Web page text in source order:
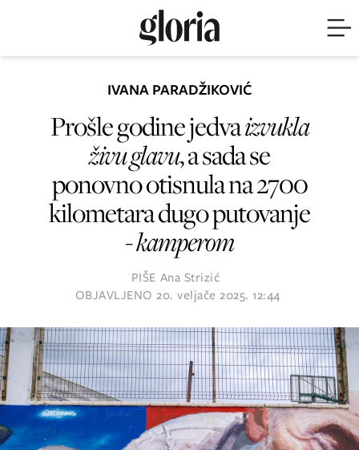
IVANA PARADŽIKOVIĆ
Prošle godine jedvaizvukla
živu glavu, a sada se
ponovno otisnula na 2700
kilometara dugo putovanje
- kamperom
PIŠE Ana Strizić
OBJAVLJENO 20. veljače 2025. 12:44